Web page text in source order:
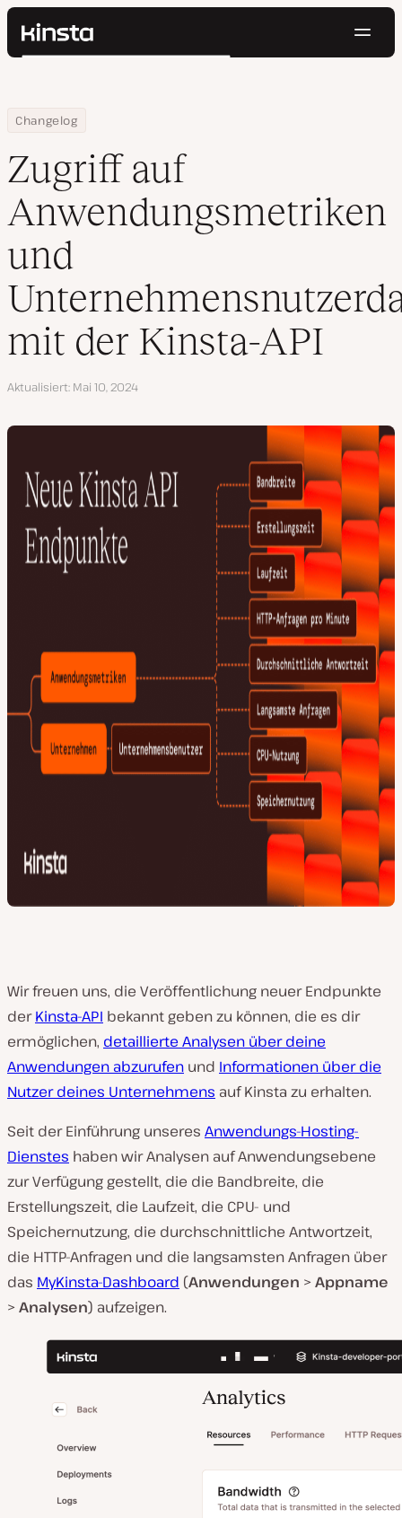
Kinsta®
Preise
Kontakt
Suchen
Home
Changelog
Zugriff auf Anwendungsmetriken und
Zugriff auf
Anwendungsmetriken
und
mit der Kinsta-API
Aktualisiert Mai 10, 2024
Wir freuen uns, die Veröffentlichung neuer Endpunkte
derKinsta-API bekannt geben zu können, die es dir
ermöglichen, detaillierte Analysen über deine
Anwendungen abzurufen und Informationen über die
Nutzer deines Unternehmens auf Kinsta zu erhalten.
Seit der Einführung unseres Anwendungs-Hosting-
Dienstes haben wir Analysen auf Anwendungsebene
zur Verfügung gestellt, die die Bandbreite, die
Erstellungszeit, die Laufzeit, die CPU- und
Speichernutzung, die durchschnittliche Antwortzeit,
die HTTP-Anfragen und die langsamsten Anfragen über
das MyKinsta-Dashboard (Anwendungen >Appname
>Analysen) aufzeigen.